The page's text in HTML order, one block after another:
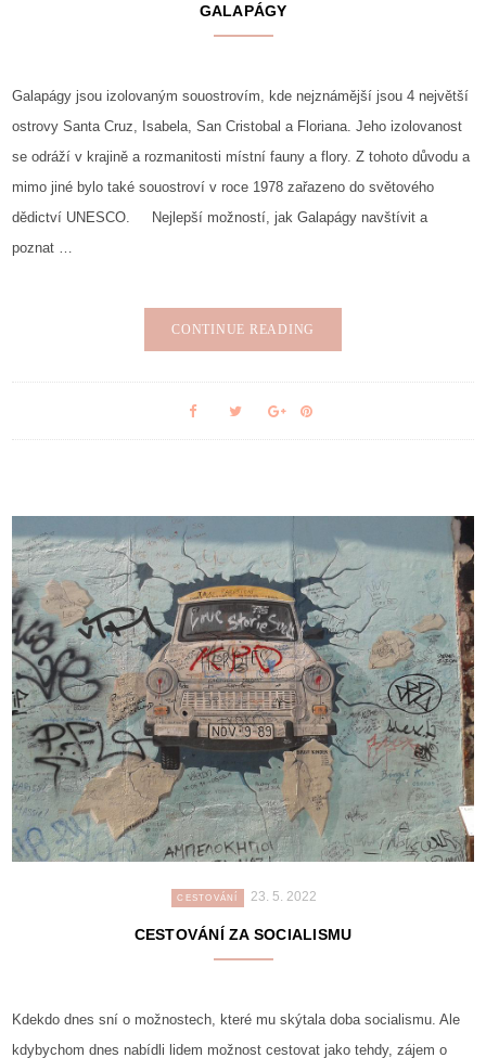
GALAPÁGY
Galapágy jsou izolovaným souostrovím, kde nejznámější jsou 4 největší
ostrovy Santa Cruz, Isabela, San Cristobal a Floriana. Jeho izolovanost
se odráží v krajině a rozmanitosti místní fauny a flory. Z tohoto důvodu a
mimo jiné bylo také souostroví v roce 1978 zařazeno do světového
dědictví UNESCO. Nejlepší možností, jak Galapágy navštívit a
poznat …
CONTINUE READING
CESTOVÁNÍ 23. 5. 2022
CESTOVÁNÍ ZA SOCIALISMU
Kdekdo dnes sní o možnostech, které mu skýtala doba socialismu. Ale
kdybychom dnes nabídli lidem možnost cestovat jako tehdy, zájem o